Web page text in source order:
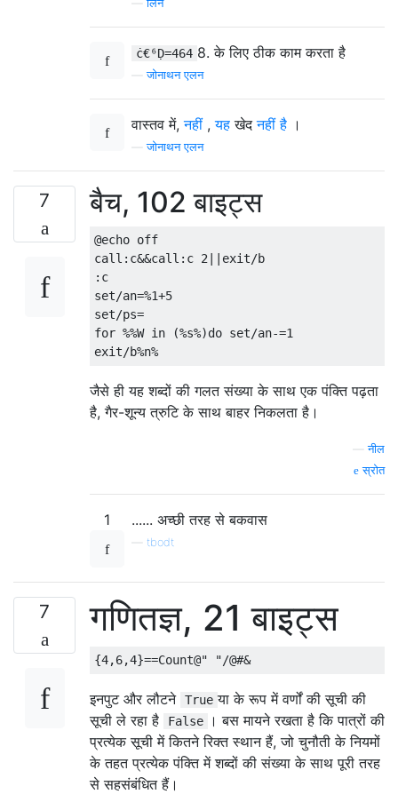
—लिन
ċ€⁶Ḍ=464 8. के ​​लिए ठीक काम करता है
—जोनाथन एलन
वास्तव में,नहीं,यह खेदनहीं है ।
—जोनाथन एलन
7 बैच, 102 बाइट्स
@echo off
call:c&&call:c 2||exit/b
:c
set/an=%1+5
set/ps=
for %%W in (%s%)do set/an-=1
जैसे ही यह शब्दों की गलत संख्या के साथ एक पंक्ति पढ़ता
है, गैर-शून्य त्रुटि के साथ बाहर निकलता है।
—नील
स्रोत
1 ...... अच्छी तरह से बकवास
tbodt
7 गणितज्ञ, 21 बाइट्स
इनपुट और लौटने True या के रूप में वर्णों की सूची की
सूची ले रहा है
False
। बस मायने रखता है कि पात्रों की
प्रत्येक सूची में कितने रिक्त स्थान हैं, जो चुनौती के नियमों
के तहत प्रत्येक पंक्ति में शब्दों की संख्या के साथ पूरी तरह
से सहसंबंधित हैं।